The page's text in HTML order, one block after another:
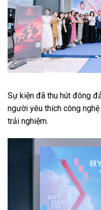
Sự kiện đã thu hút đông
người yêu thích công
trải nghiệm.